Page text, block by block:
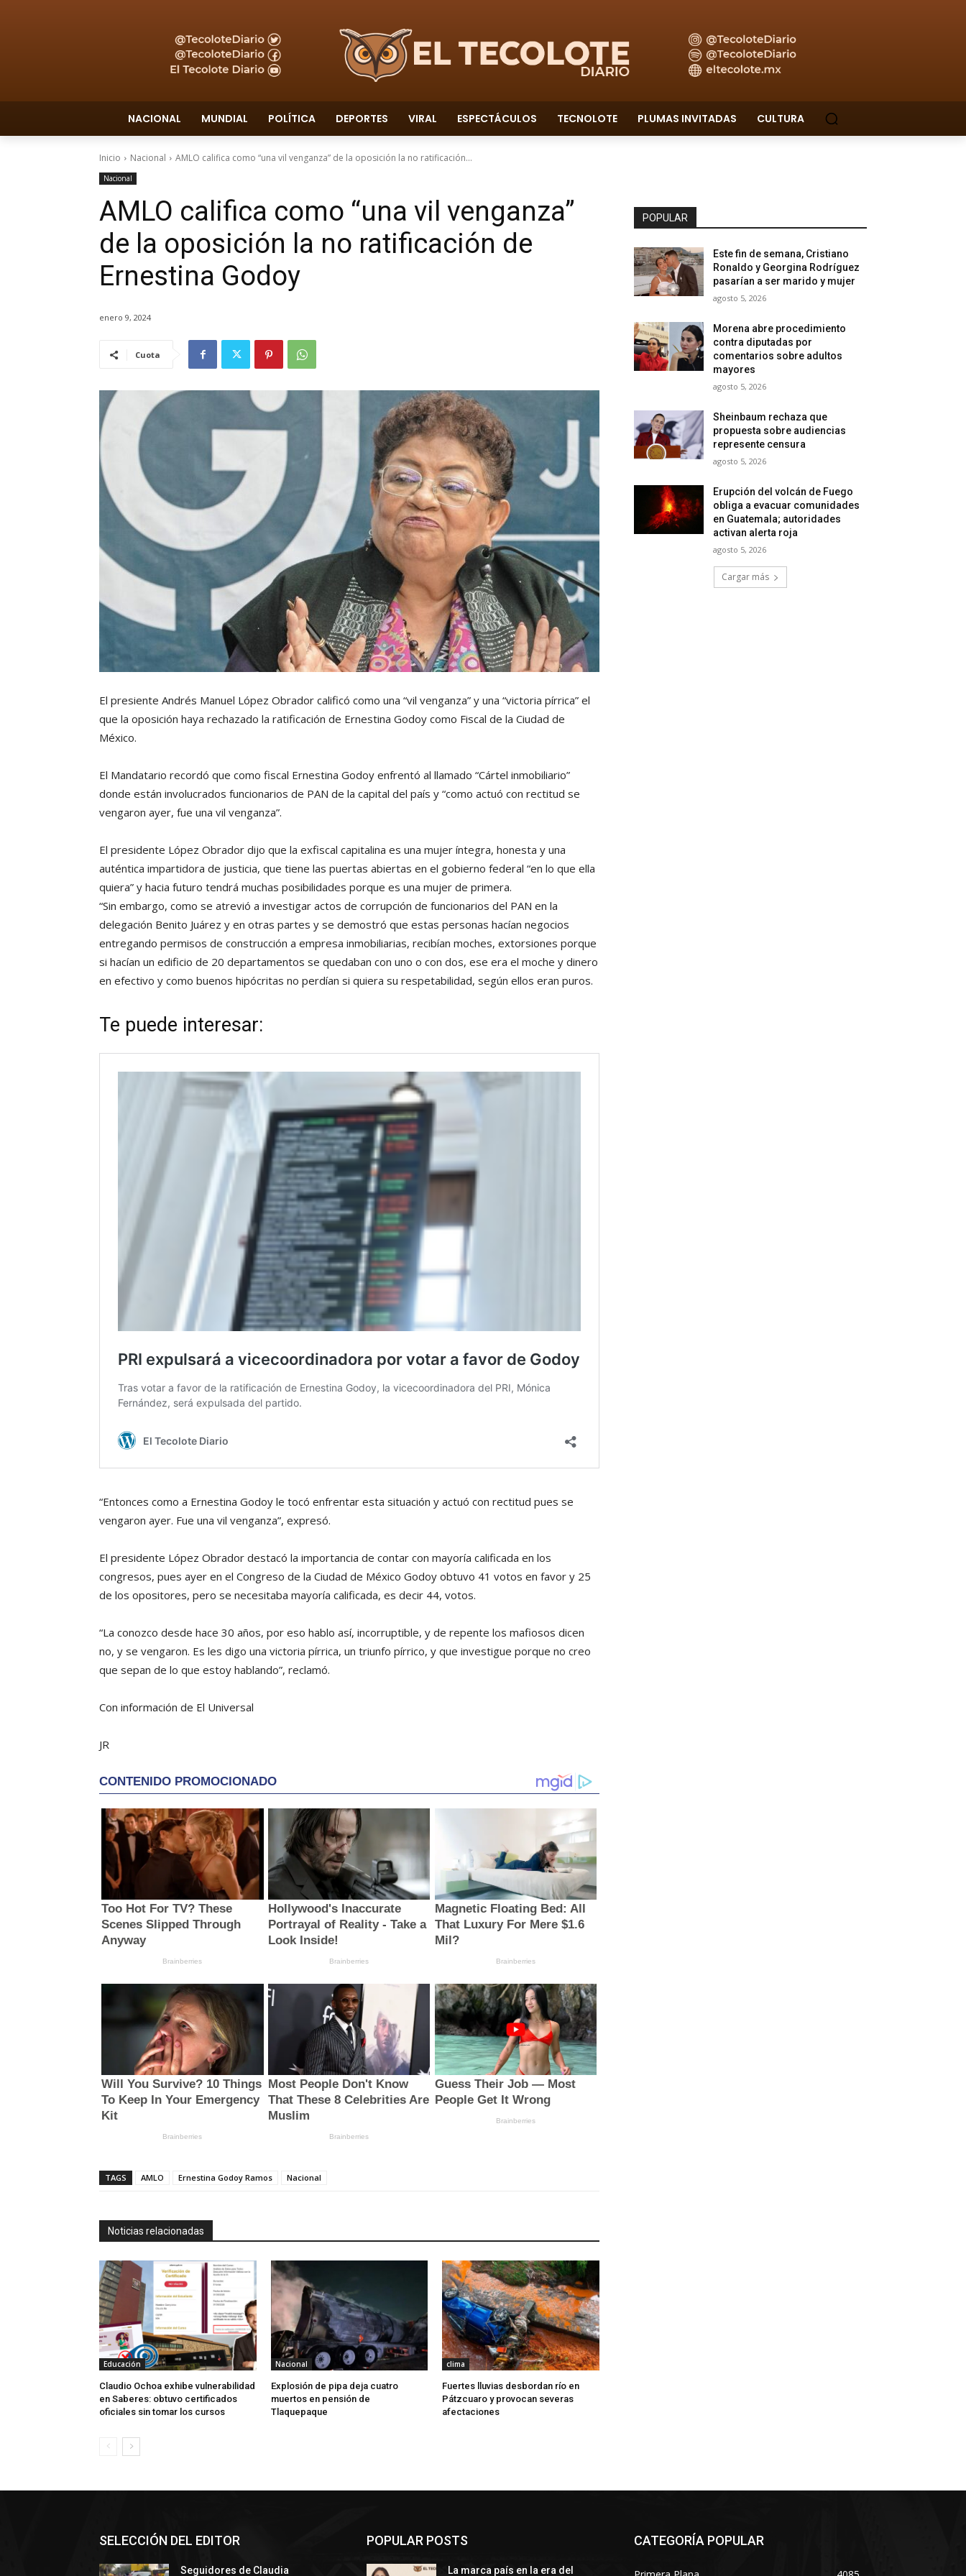
NACIONAL MUNDIAL POLÍTICA DEPORTES VIRAL ESPECTÁCULOS TECNOLOTE PLUMAS INVITADAS CULTURA
Inicio Nacional AMLO califica como “una vil venganza” de la oposición la no ratificación...
Nacional
AMLO califica como “una vil venganza”
de la oposición la no ratificación de
Ernestina Godoy
enero 9, 2024
Cuota
El presiente Andrés Manuel López Obrador calificó como una “vil venganza” y una “victoria pírrica” el
que la oposición haya rechazado la ratificación de Ernestina Godoy como Fiscal de la Ciudad de
México.
El Mandatario recordó que como fiscal Ernestina Godoy enfrentó al llamado “Cártel inmobiliario”
donde están involucrados funcionarios de PAN de la capital del país y “como actuó con rectitud se
vengaron ayer, fue una vil venganza”.
El presidente López Obrador dijo que la exfiscal capitalina es una mujer íntegra, honesta y una
auténtica impartidora de justicia, que tiene las puertas abiertas en el gobierno federal “en lo que ella
quiera” y hacia futuro tendrá muchas posibilidades porque es una mujer de primera.
“Sin embargo, como se atrevió a investigar actos de corrupción de funcionarios del PAN en la
delegación Benito Juárez y en otras partes y se demostró que estas personas hacían negocios
entregando permisos de construcción a empresa inmobiliarias, recibían moches, extorsiones porque
si hacían un edificio de 20 departamentos se quedaban con uno o con dos, ese era el moche y dinero
en efectivo y como buenos hipócritas no perdían si quiera su respetabilidad, según ellos eran puros.
Te puede interesar:
“Entonces como a Ernestina Godoy le tocó enfrentar esta situación y actuó con rectitud pues se
vengaron ayer. Fue una vil venganza”, expresó.
El presidente López Obrador destacó la importancia de contar con mayoría calificada en los
congresos, pues ayer en el Congreso de la Ciudad de México Godoy obtuvo 41 votos en favor y 25
de los opositores, pero se necesitaba mayoría calificada, es decir 44, votos.
“La conozco desde hace 30 años, por eso hablo así, incorruptible, y de repente los mafiosos dicen
no, y se vengaron. Es les digo una victoria pírrica, un triunfo pírrico, y que investigue porque no creo
que sepan de lo que estoy hablando”, reclamó.
Con información de El Universal
JR
TAGS AMLO Ernestina Godoy Ramos Nacional
Noticias relacionadas
Educación
Claudio Ochoa exhibe vulnerabilidad
en Saberes: obtuvo certificados
oficiales sin tomar los cursos
Nacional
Explosión de pipa deja cuatro
muertos en pensión de
Tlaquepaque
clima
Fuertes lluvias desbordan río en
Pátzcuaro y provocan severas
afectaciones
POPULAR
Este fin de semana, Cristiano
Ronaldo y Georgina Rodríguez
pasarían a ser marido y mujer
agosto 5, 2026
Morena abre procedimiento
contra diputadas por
comentarios sobre adultos
mayores
agosto 5, 2026
Sheinbaum rechaza que
propuesta sobre audiencias
represente censura
agosto 5, 2026
Erupción del volcán de Fuego
obliga a evacuar comunidades
en Guatemala; autoridades
activan alerta roja
agosto 5, 2026
Cargar más
SELECCIÓN DEL EDITOR
Seguidores de Claudia
POPULAR POSTS
La marca país en la era del
CATEGORÍA POPULAR